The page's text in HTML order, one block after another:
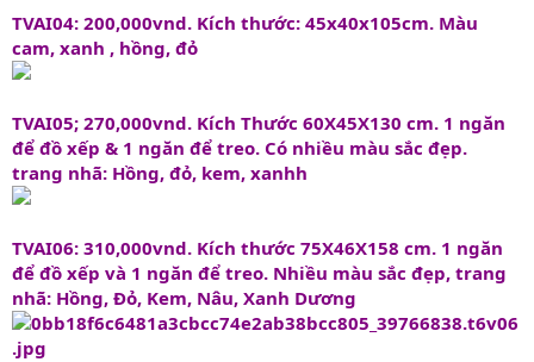
TVAI04: 200,000vnd. Kích thước: 45x40x105cm. Màu
cam, xanh , hồng, đỏ
TVAI05; 270,000vnd. Kích Thước 60X45X130 cm. 1 ngăn
để đồ xếp & 1 ngăn để treo. Có nhiều màu sắc đẹp.
trang nhã: Hồng, đỏ, kem, xanhh
TVAI06: 310,000vnd. Kích thước 75X46X158 cm. 1 ngăn
để đồ xếp và 1 ngăn để treo. Nhiều màu sắc đẹp, trang
nhã: Hồng, Đỏ, Kem, Nâu, Xanh Dương